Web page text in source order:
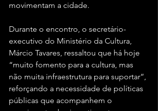
movimentam a cidade.
Durante o encontro, o secretário-
executivo do Ministério da Cultura,
Márcio Tavares, ressaltou que há hoje
“muito fomento para a cultura, mas
não muita infraestrutura para suportar”,
reforçando a necessidade de políticas
públicas que acompanhem o